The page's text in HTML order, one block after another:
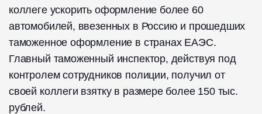
коллеге ускорить оформление более 60
автомобилей, ввезенных в Россию и прошедших
таможенное оформление в странах ЕАЭС.
Главный таможенный инспектор, действуя под
контролем сотрудников полиции, получил от
своей коллеги взятку в размере более 150 тыс.
рублей.